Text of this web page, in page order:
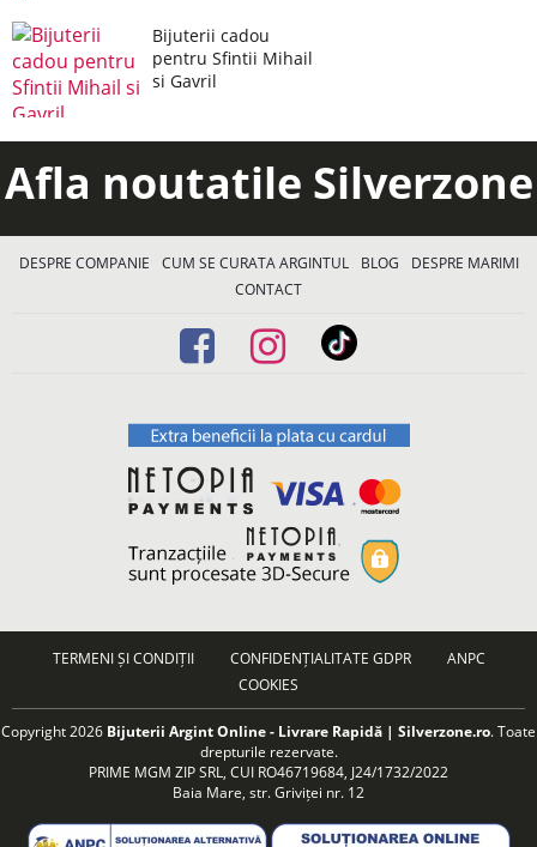
Bijuterii cadou
pentru Sfintii Mihail
si Gavril
Afla noutatile Silverzone
DESPRE COMPANIE CUM SE CURATA ARGINTUL BLOG
DESPRE MARIMI
CONTACT
TERMENI ȘI CONDIȚII CONFIDENȚIALITATE GDPR
ANPC
COOKIES
Copyright 2026 Bijuterii Argint Online - Livrare Rapidă | Silverzone.ro. Toate
drepturile rezervate.
PRIME MGM ZIP SRL, CUI RO46719684, J24/1732/2022
Baia Mare, str. Griviței nr. 12